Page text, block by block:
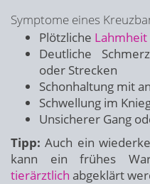
Symptome eines
Plötzliche Lahmheit
Deutliche
oder Strecken
Schonhaltung mit
Schwellung im
Unsicherer Gang
Tipp: Auch ein
kann ein frühes
tierärztlich abgeklärt